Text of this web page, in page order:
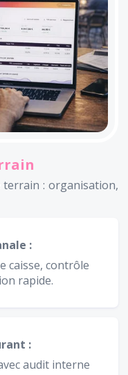
terrain : organisation,
:
caisse, contrôle
rapide.
:
audit interne